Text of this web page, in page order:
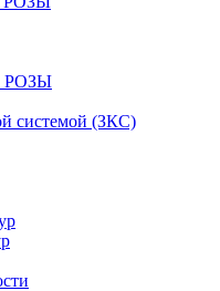
системой (ЗКС)